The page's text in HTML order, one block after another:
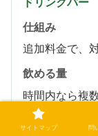
ドリンクバー
仕組み
追加料金で、
飲める量
時間内なら複
向いている人
サイトマップ 問